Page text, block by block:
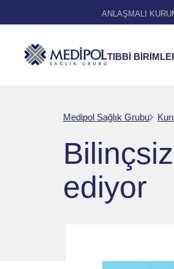
ANLAŞMALI
TIBBİ
Medipol Sağlık Grubu
ediyor